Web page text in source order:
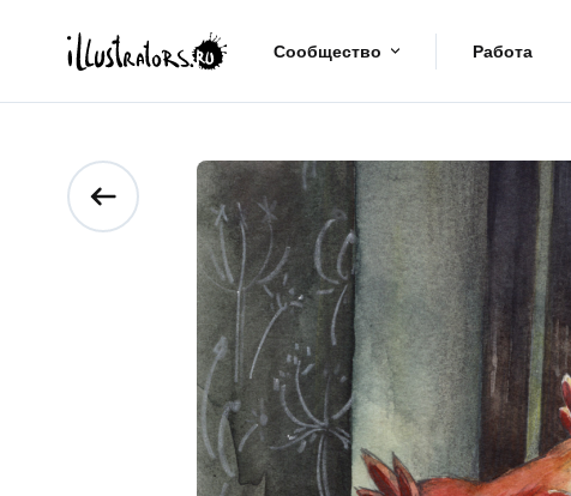
Сообщество Работа